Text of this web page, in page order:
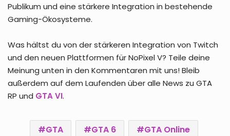
Publikum und eine stärkere Integration in bestehende
Gaming-Ökosysteme.
Was hältst du von der stärkeren Integration von Twitch
und den neuen Plattformen für NoPixel V? Teile deine
Meinung unten in den Kommentaren mit uns! Bleib
außerdem auf dem Laufenden über alle News zu GTA
RP und GTA VI.
GTA GTA 6
GTA Online